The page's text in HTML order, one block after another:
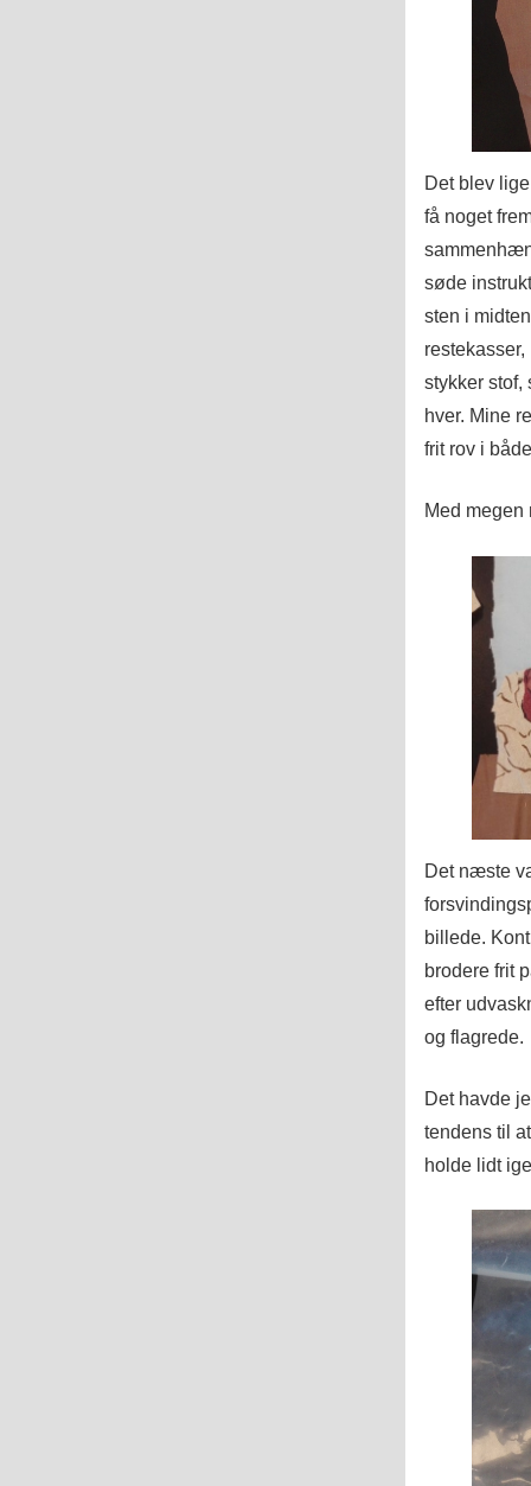
Det blev
få noget
søde
sten i
stykker stof,
hver. Mine
frit rov i
Med
Det næste
billede.
brodere frit
efter
og flagrede.
Det havde
tendens til
holde lidt